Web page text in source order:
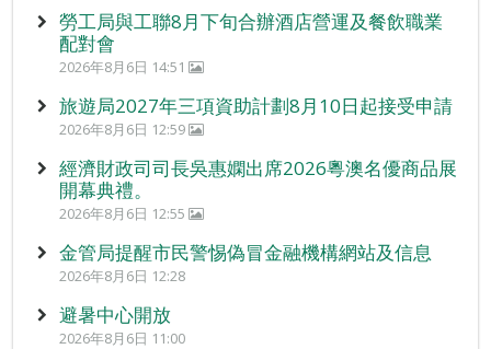
勞工局與工聯8月下旬合辦酒店營運及餐飲職業
配對會
2026年8月6日 14:51
旅遊局2027年三項資助計劃8月10日起接受申請
2026年8月6日 12:59
經濟財政司司長吳惠嫻出席2026粵澳名優商品展
開幕典禮。
2026年8月6日 12:55
金管局提醒市民警惕偽冒金融機構網站及信息
2026年8月6日 12:28
避暑中心開放
2026年8月6日 11:00